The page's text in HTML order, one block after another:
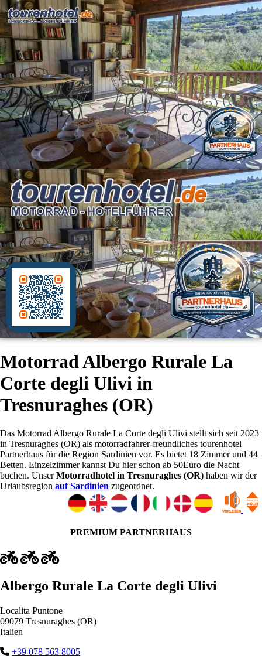
Motorrad Albergo Rurale La
Corte degli Ulivi in
Tresnuraghes (OR)
Das Motorrad Albergo Rurale La Corte degli Ulivi stellt sich seit 2023
in Tresnuraghes (OR) als motorradfahrer-freundliches tourenhotel
Partnerhaus für die Region Sardinien vor. Es bietet 18 Zimmer und 44
Betten. Einzelzimmer kannst Du hier schon ab 50Euro die Nacht
buchen. UnserMotorradhotel in Tresnuraghes (OR) haben wir der
Urlaubsregion auf Sardinien zugeordnet.
PREMIUM PARTNERHAUS
Albergo Rurale La Corte degli Ulivi
Localita Puntone
09079 Tresnuraghes (OR)
Italien
+39 078 563 8005